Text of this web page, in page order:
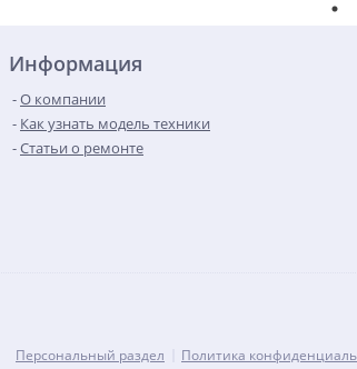
Информация
О компании
Как узнать модель техники
Статьи о ремонте
Персональный раздел Политика